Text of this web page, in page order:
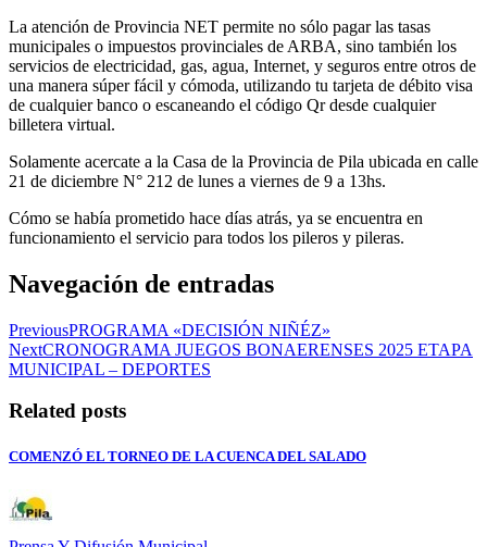
La atención de Provincia NET permite no sólo pagar las tasas
municipales o impuestos provinciales de ARBA, sino también los
servicios de electricidad, gas, agua, Internet, y seguros entre otros de
una manera súper fácil y cómoda, utilizando tu tarjeta de débito visa
de cualquier banco o escaneando el código Qr desde cualquier
billetera virtual.
Solamente acercate a la Casa de la Provincia de Pila ubicada en calle
21 de diciembre N° 212 de lunes a viernes de 9 a 13hs.
Cómo se había prometido hace días atrás, ya se encuentra en
funcionamiento el servicio para todos los pileros y pileras.
Navegación de entradas
PreviousPROGRAMA «DECISIÓN NIÑÉZ»
NextCRONOGRAMA JUEGOS BONAERENSES 2025 ETAPA
MUNICIPAL – DEPORTES
Related posts
COMENZÓ EL TORNEO DE LA CUENCA DEL SALADO